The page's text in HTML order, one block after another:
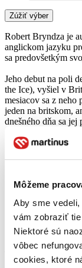
Môžeme
Aby sme
vám zobraziť
Niektoré sú
vôbec
cookies, ktoré
Zúžiť výber
Robert Bryndza je
anglickom jazyku
sa predovšetkým
Jeho debut na poli
the Ice), vyšiel v
mesiacov sa z
jeden na britskom,
dnešného dňa sa
Po titule Dievča v
(Last Breath),
Potom sa Robert
Kate
vyšetrovateľkou.
Nine Elms(Nine
americkom